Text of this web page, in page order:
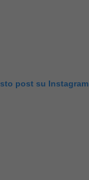
post su Instagram